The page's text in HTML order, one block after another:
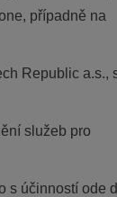
případně na
Republic a.s.,
služeb pro
s účinností ode